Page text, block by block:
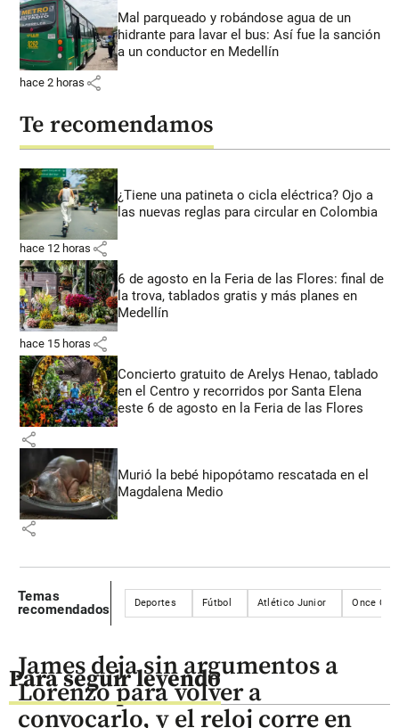
Mal parqueado y robándose agua de un
hidrante para lavar el bus: Así fue la sanción
a un conductor en Medellín
hace 2 horas share
Te recomendamos
¿Tiene una patineta o cicla eléctrica? Ojo a
las nuevas reglas para circular en Colombia
hace 12 horas share
6 de agosto en la Feria de las Flores: final de
la trova, tablados gratis y más planes en
Medellín
hace 15 horas share
Concierto gratuito de Arelys Henao, tablado
en el Centro y recorridos por Santa Elena
este 6 de agosto en la Feria de las Flores
share
Murió la bebé hipopótamo rescatada en el
Magdalena Medio
share
Temas
recomendados
Deportes Fútbol Atlético Junior Once
Para seguir leyendo
James deja sin argumentos a
Lorenzo para volver a
convocarlo, y el reloj corre en